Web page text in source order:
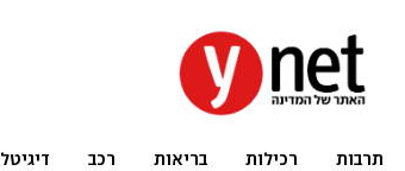
תרבות רכילות בריאות רכב דיגיטל